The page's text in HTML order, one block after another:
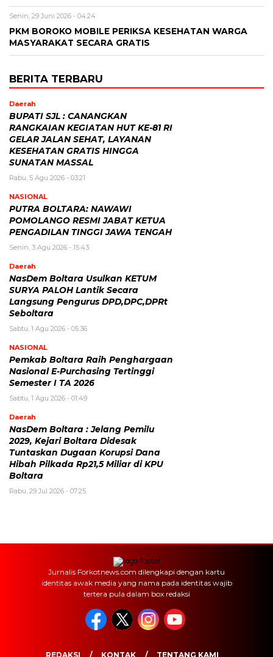
Senin, 29 Juni 2026 - 04:24
PKM BOROKO MOBILE PERIKSA KESEHATAN WARGA
MASYARAKAT SECARA GRATIS
BERITA TERBARU
Daerah
BUPATI SJL : CANANGKAN
RANGKAIAN KEGIATAN HUT KE-81 RI
GELAR JALAN SEHAT, LAYANAN
KESEHATAN GRATIS HINGGA
SUNATAN MASSAL
Rabu, 5 Agu 2026 - 03:21
NASIONAL
PUTRA BOLTARA: NAWAWI
POMOLANGO RESMI JABAT KETUA
PENGADILAN TINGGI JAWA TENGAH
Senin, 3 Agu 2026 - 15:43
Daerah
NasDem Boltara Usulkan KETUM
SURYA PALOH Lantik Secara
Langsung Pengurus DPD,DPC,DPRt
Seboltara ‎
Sabtu, 1 Agu 2026 - 05:36
NASIONAL
Pemkab Boltara Raih Penghargaan
Nasional E-Purchasing Tertinggi
Semester I TA 2026
Sabtu, 1 Agu 2026 - 01:49
Daerah
‎NasDem Boltara : Jelang Pemilu
2029, Kejari Boltara Didesak
Tuntaskan Dugaan Korupsi Dana
Hibah Pilkada Rp21,5 Miliar di KPU
Boltara
Rabu, 29 Jul 2026 - 07:25
Jurnalis Forkotnews.com dilengkapi dengan kartu
identitas awak media yang nama pada identitas wajib
tertera pula dalam box redaksi
REDAKSI KONTAK TENTANG KAMI